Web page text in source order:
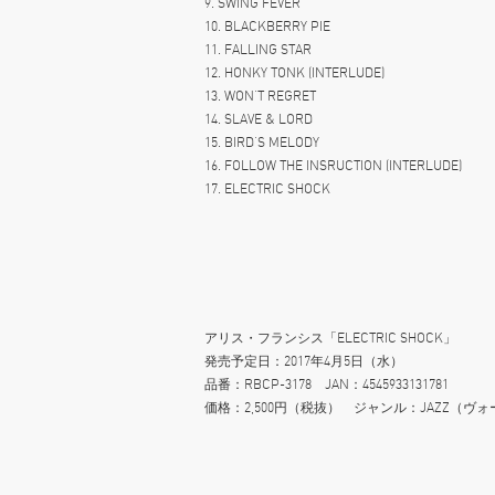
10. BLACKBERRY PIE
11. FALLING STAR
12. HONKY TONK (INTERLUDE)
13. WON’T REGRET
14. SLAVE & LORD
15. BIRD’S MELODY
16. FOLLOW THE INSRUCTION (INTERLUDE)
17. ELECTRIC SHOCK
アリス・フランシス「ELECTRIC SHOCK」
発売予定日：2017年4月5日（水）
品番：RBCP-3178 JAN：4545933131781
価格：2,500円（税抜） ジャンル：JAZZ（ヴォ